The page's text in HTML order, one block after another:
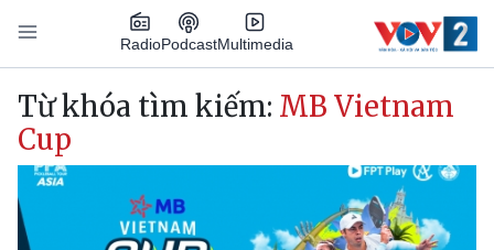
Nhảy đến nội dung
RadioPodcastMultimedia
Main navigation
Từ khóa tìm kiếm: MB Vietnam
Cup